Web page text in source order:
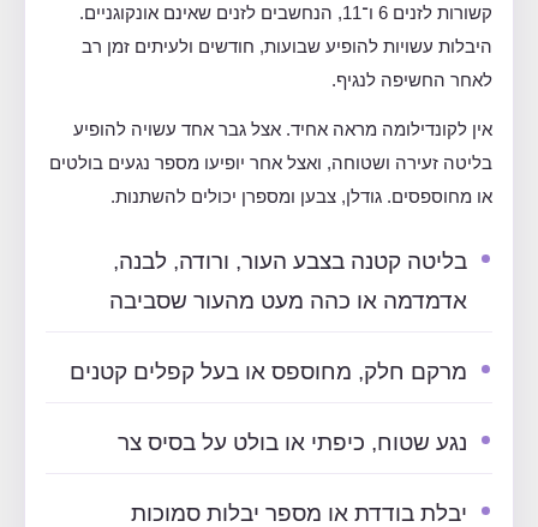
קשורות לזנים 6 ו־11, הנחשבים לזנים שאינם אונקוגניים.
היבלות עשויות להופיע שבועות, חודשים ולעיתים זמן רב
לאחר החשיפה לנגיף.
אין לקונדילומה מראה אחיד. אצל גבר אחד עשויה להופיע
בליטה זעירה ושטוחה, ואצל אחר יופיעו מספר נגעים בולטים
או מחוספסים. גודלן, צבען ומספרן יכולים להשתנות.
בליטה קטנה בצבע העור, ורודה, לבנה,
אדמדמה או כהה מעט מהעור שסביבה
מרקם חלק, מחוספס או בעל קפלים קטנים
נגע שטוח, כיפתי או בולט על בסיס צר
יבלת בודדת או מספר יבלות סמוכות